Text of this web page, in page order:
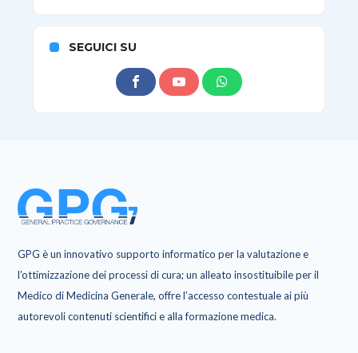
SEGUICI SU
GPG è un innovativo supporto informatico per la valutazione e
l’ottimizzazione dei processi di cura; un alleato insostituibile per il
Medico di Medicina Generale, offre l’accesso contestuale ai più
autorevoli contenuti scientifici e alla formazione medica.